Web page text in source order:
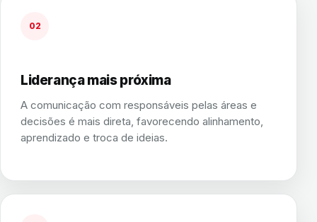
02
Liderança mais próxima
A comunicação com responsáveis pelas áreas e
decisões é mais direta, favorecendo alinhamento,
aprendizado e troca de ideias.